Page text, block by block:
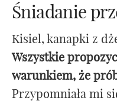
Śniadanie
Kisiel, kanapki z
Wszystkie
warunkiem, że
Przypomniała mi